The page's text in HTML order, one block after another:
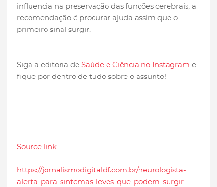
influencia na preservação das funções cerebrais, a
recomendação é procurar ajuda assim que o
primeiro sinal surgir.
Siga a editoria de Saúde e Ciência no Instagram e
fique por dentro de tudo sobre o assunto!
Source link
https://jornalismodigitaldf.com.br/neurologista-
alerta-para-sintomas-leves-que-podem-surgir-